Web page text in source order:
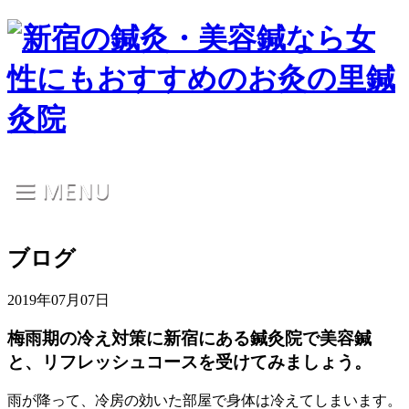
ブログ
2019年07月07日
梅雨期の冷え対策に新宿にある鍼灸院で美容鍼
と、リフレッシュコースを受けてみましょう。
雨が降って、冷房の効いた部屋で身体は冷えてしまいます。